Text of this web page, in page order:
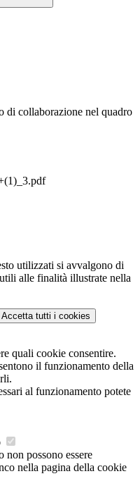
di collaborazione nel quadro
utilizzati si avvalgono di
alle finalità illustrate nella
Accetta tutti i cookies
quali cookie consentire.
il funzionamento della
al funzionamento potete
non possono essere
nella pagina della cookie